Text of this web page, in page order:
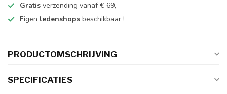
Gratis verzending vanaf € 69,-
Eigen ledenshops beschikbaar !
PRODUCTOMSCHRIJVING
SPECIFICATIES